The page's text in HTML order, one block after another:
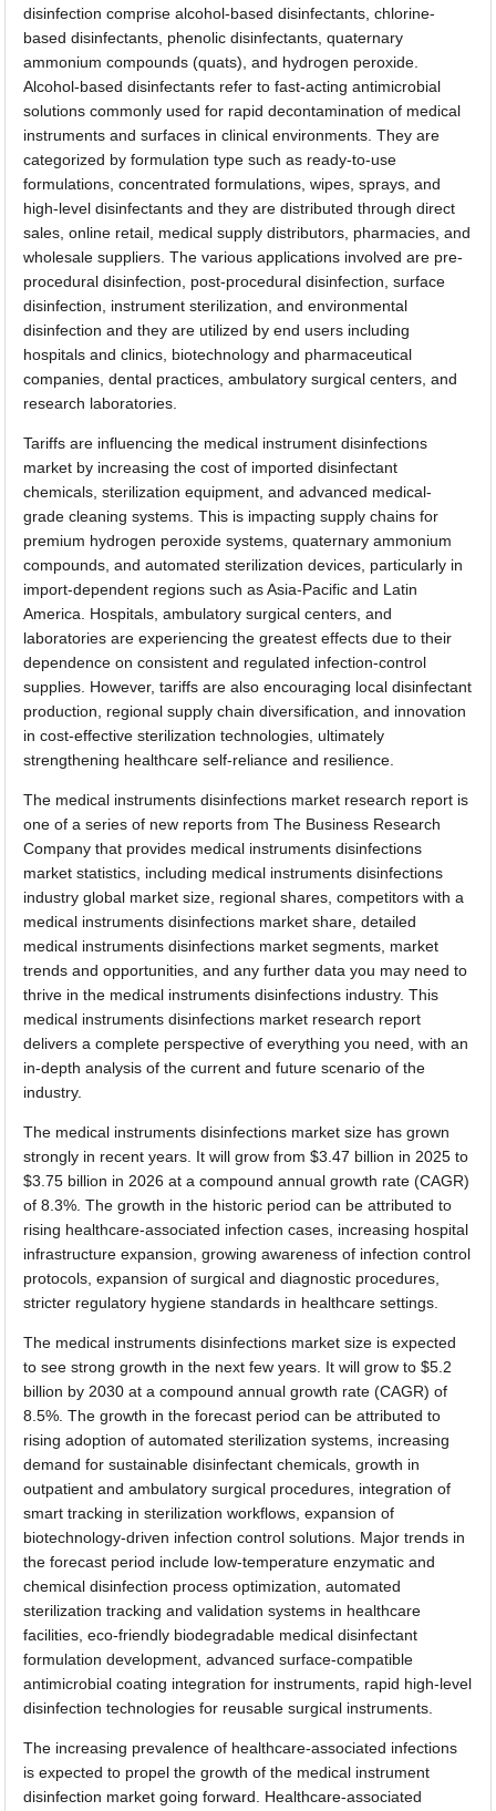
disinfection comprise alcohol-based disinfectants, chlorine-
based disinfectants, phenolic disinfectants, quaternary
ammonium compounds (quats), and hydrogen peroxide.
Alcohol-based disinfectants refer to fast-acting antimicrobial
solutions commonly used for rapid decontamination of medical
instruments and surfaces in clinical environments. They are
categorized by formulation type such as ready-to-use
formulations, concentrated formulations, wipes, sprays, and
high-level disinfectants and they are distributed through direct
sales, online retail, medical supply distributors, pharmacies, and
wholesale suppliers. The various applications involved are pre-
procedural disinfection, post-procedural disinfection, surface
disinfection, instrument sterilization, and environmental
disinfection and they are utilized by end users including
hospitals and clinics, biotechnology and pharmaceutical
companies, dental practices, ambulatory surgical centers, and
research laboratories.
Tariffs are influencing the medical instrument disinfections
market by increasing the cost of imported disinfectant
chemicals, sterilization equipment, and advanced medical-
grade cleaning systems. This is impacting supply chains for
premium hydrogen peroxide systems, quaternary ammonium
compounds, and automated sterilization devices, particularly in
import-dependent regions such as Asia-Pacific and Latin
America. Hospitals, ambulatory surgical centers, and
laboratories are experiencing the greatest effects due to their
dependence on consistent and regulated infection-control
supplies. However, tariffs are also encouraging local disinfectant
production, regional supply chain diversification, and innovation
in cost-effective sterilization technologies, ultimately
strengthening healthcare self-reliance and resilience.
The medical instruments disinfections market research report is
one of a series of new reports from The Business Research
Company that provides medical instruments disinfections
market statistics, including medical instruments disinfections
industry global market size, regional shares, competitors with a
medical instruments disinfections market share, detailed
medical instruments disinfections market segments, market
trends and opportunities, and any further data you may need to
thrive in the medical instruments disinfections industry. This
medical instruments disinfections market research report
delivers a complete perspective of everything you need, with an
in-depth analysis of the current and future scenario of the
industry.
The medical instruments disinfections market size has grown
strongly in recent years. It will grow from $3.47 billion in 2025 to
$3.75 billion in 2026 at a compound annual growth rate (CAGR)
of 8.3%. The growth in the historic period can be attributed to
rising healthcare-associated infection cases, increasing hospital
infrastructure expansion, growing awareness of infection control
protocols, expansion of surgical and diagnostic procedures,
stricter regulatory hygiene standards in healthcare settings.
The medical instruments disinfections market size is expected
to see strong growth in the next few years. It will grow to $5.2
billion by 2030 at a compound annual growth rate (CAGR) of
8.5%. The growth in the forecast period can be attributed to
rising adoption of automated sterilization systems, increasing
demand for sustainable disinfectant chemicals, growth in
outpatient and ambulatory surgical procedures, integration of
smart tracking in sterilization workflows, expansion of
biotechnology-driven infection control solutions. Major trends in
the forecast period include low-temperature enzymatic and
chemical disinfection process optimization, automated
sterilization tracking and validation systems in healthcare
facilities, eco-friendly biodegradable medical disinfectant
formulation development, advanced surface-compatible
antimicrobial coating integration for instruments, rapid high-level
disinfection technologies for reusable surgical instruments.
The increasing prevalence of healthcare-associated infections
is expected to propel the growth of the medical instrument
disinfection market going forward. Healthcare-associated